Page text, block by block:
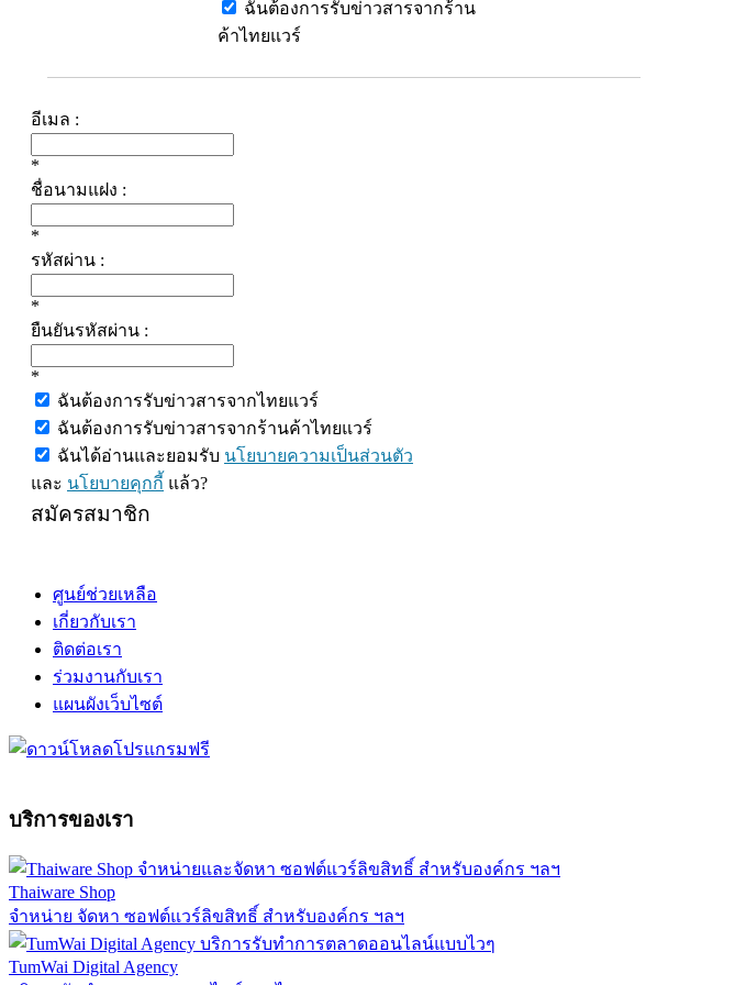
ฉันต้องการรับข่าวสารจากร้าน
ค้าไทยแวร์
อีเมล :
*
ชื่อนามแฝง :
*
รหัสผ่าน :
*
ยืนยันรหัสผ่าน :
*
ฉันต้องการรับข่าวสารจากไทยแวร์
ฉันต้องการรับข่าวสารจากร้านค้าไทยแวร์
ฉันได้อ่านและยอมรับ นโยบายความเป็นส่วนตัว
และ นโยบายคุกกี้ แล้ว?
สมัครสมาชิก
ศูนย์ช่วยเหลือ
เกี่ยวกับเรา
ติดต่อเรา
ร่วมงานกับเรา
แผนผังเว็บไซต์
บริการของเรา
Thaiware Shop
จำหน่าย จัดหา ซอฟต์แวร์ลิขสิทธิ์ สำหรับองค์กร ฯลฯ
TumWai Digital Agency